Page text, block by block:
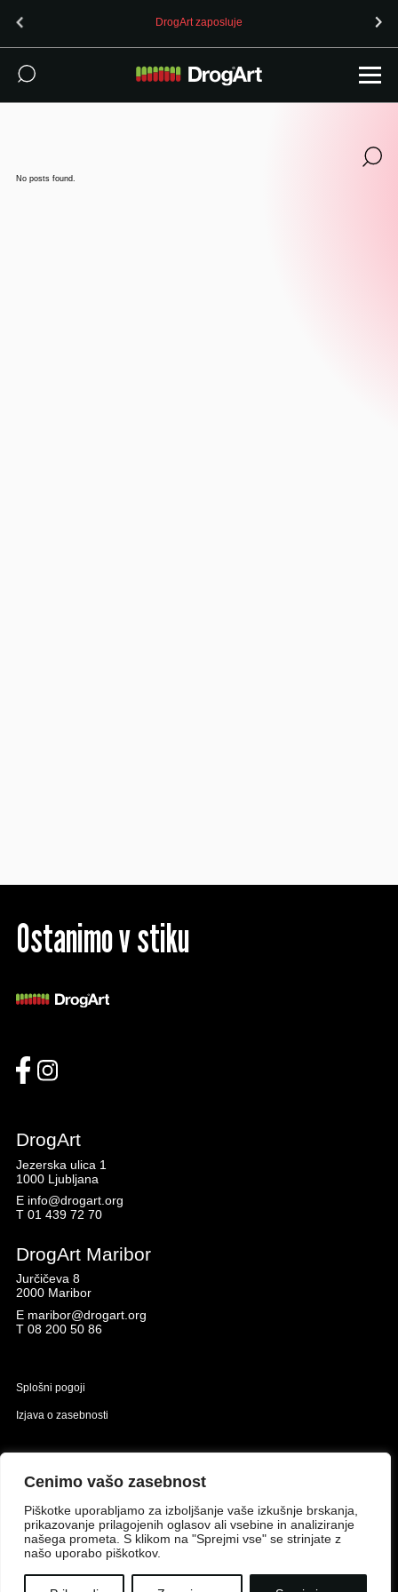
Cenimo vašo zasebnost
Piškotke uporabljamo za izboljšanje vaše izkušnje brskanja,
prikazovanje prilagojenih oglasov ali vsebine in analiziranje
našega prometa. S klikom na "Sprejmi vse" se strinjate z
našo uporabo piškotkov.
DrogArt zaposluje
No posts found.
Ostanimo v stiku
DrogArt
Jezerska ulica 1
1000 Ljubljana
E info@drogart.org
T 01 439 72 70
DrogArt Maribor
Jurčičeva 8
2000 Maribor
E maribor@drogart.org
T 08 200 50 86
Splošni pogoji
Izjava o zasebnosti
Evropskega sklada za regionalni razvoj.